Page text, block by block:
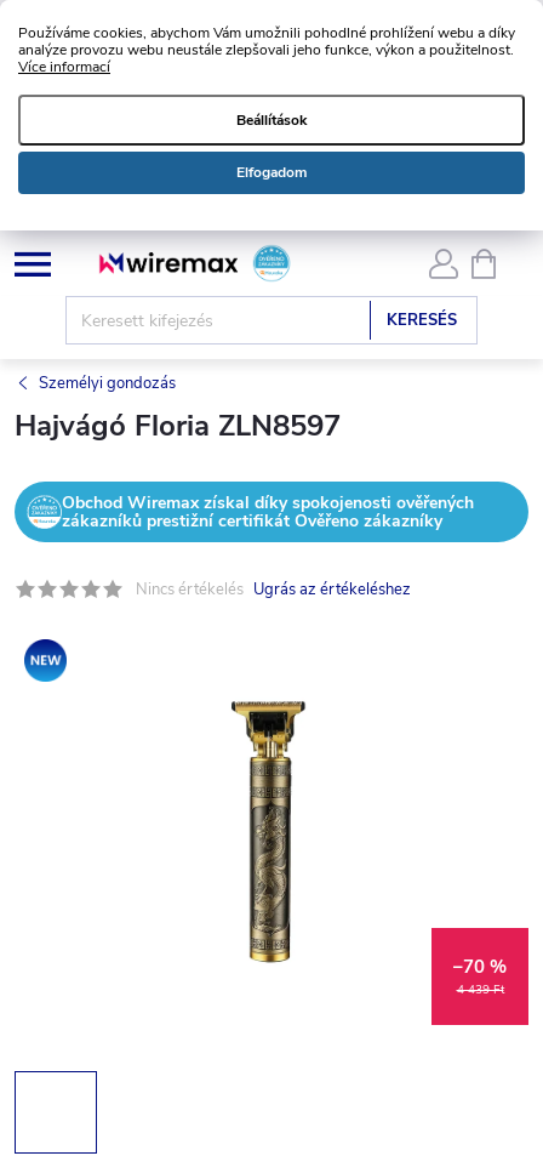
Používáme cookies, abychom Vám umožnili pohodlné prohlížení webu a díky
analýze provozu webu neustále zlepšovali jeho funkce, výkon a použitelnost.
Více informací
Beállítások
Elfogadom
Ugrás
KERESÉS
Személyi gondozás
Hajvágó Floria ZLN8597
Obchod Wiremax získal díky spokojenosti ověřených
zákazníků prestižní certifikát Ověřeno zákazníky
Nincs értékelés Ugrás az értékeléshez
Akció
4 439 Ft
–70 %